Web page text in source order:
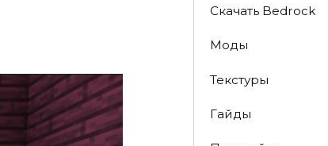
Скачать Bedrock
Моды
Текстуры
Гайды